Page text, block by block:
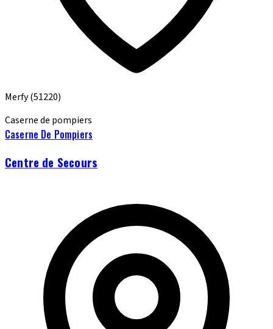
Merfy(51220)
Caserne de pompiers
Caserne De Pompiers
Centre de Secours